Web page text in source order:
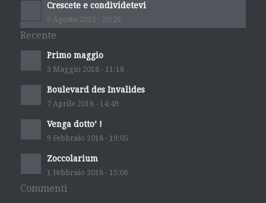
Crescete e condividetevi
5 Agosto 2013 - 20:26
Recente
Primo maggio
3 Maggio 2018 - 11:18
Boulevard des Invalides
7 Aprile 2018 - 14:49
Venga dotto’ !
9 Febbraio 2018 - 19:05
Zoccolarium
1 Febbraio 2018 - 15:06
Commenti